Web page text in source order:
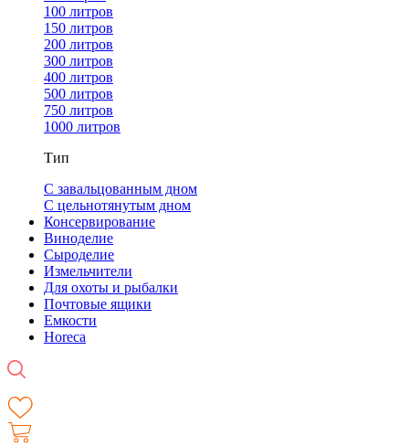
100 литров
150 литров
200 литров
300 литров
400 литров
500 литров
750 литров
1000 литров
Тип
С завальцованным дном
С цельнотянутым дном
Консервирование
Виноделие
Сыроделие
Измельчители
Для охоты и рыбалки
Почтовые ящики
Емкости
Horeca